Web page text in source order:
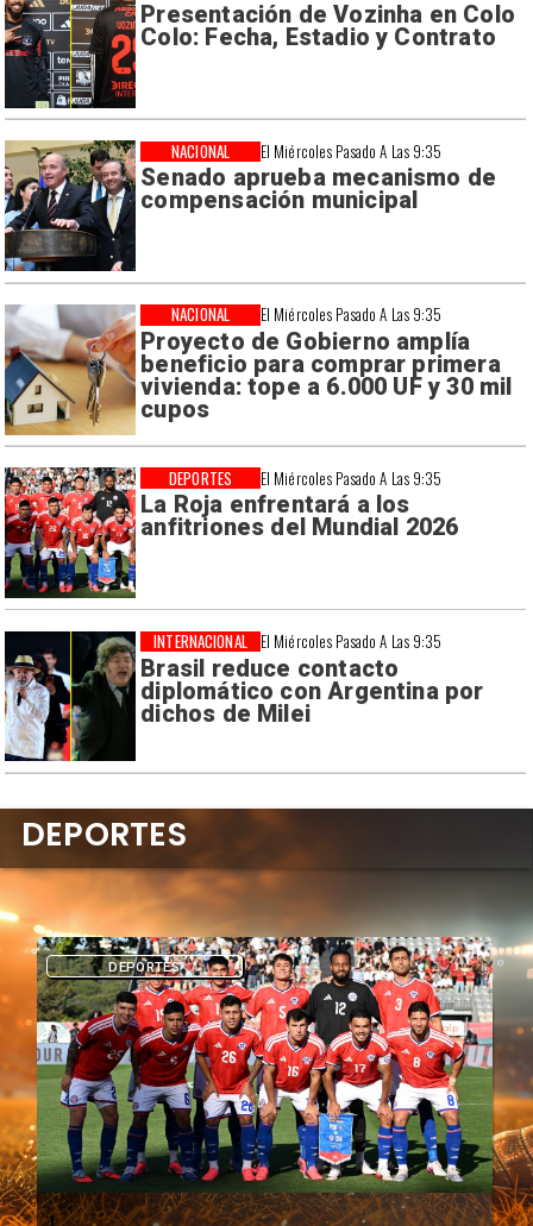
Presentación de Vozinha en Colo
Colo: Fecha, Estadio y Contrato
El Miércoles Pasado A Las 9:35
Senado aprueba mecanismo de
compensación municipal
NACIONAL
El Miércoles Pasado A Las 9:35
Proyecto de Gobierno amplía
beneficio para comprar primera
vivienda: tope a 6.000 UF y 30 mil
cupos
NACIONAL
El Miércoles Pasado A Las 9:35
La Roja enfrentará a los
anfitriones del Mundial 2026
DEPORTES
El Miércoles Pasado A Las 9:35
Brasil reduce contacto
diplomático con Argentina por
dichos de Milei
INTERNACIONAL
DEPORTES
DEPORTES